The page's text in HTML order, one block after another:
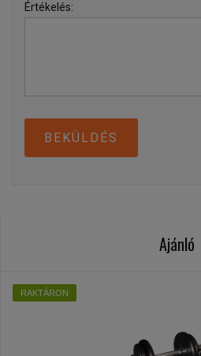
Értékelés:
BEKÜLDÉS
Ajánló
RAKTÁRON